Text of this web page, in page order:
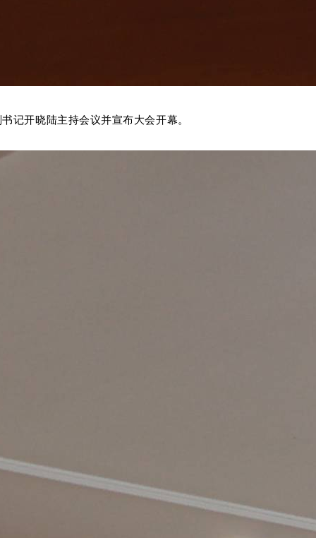
记开晓陆主持会议并宣布大会开幕。